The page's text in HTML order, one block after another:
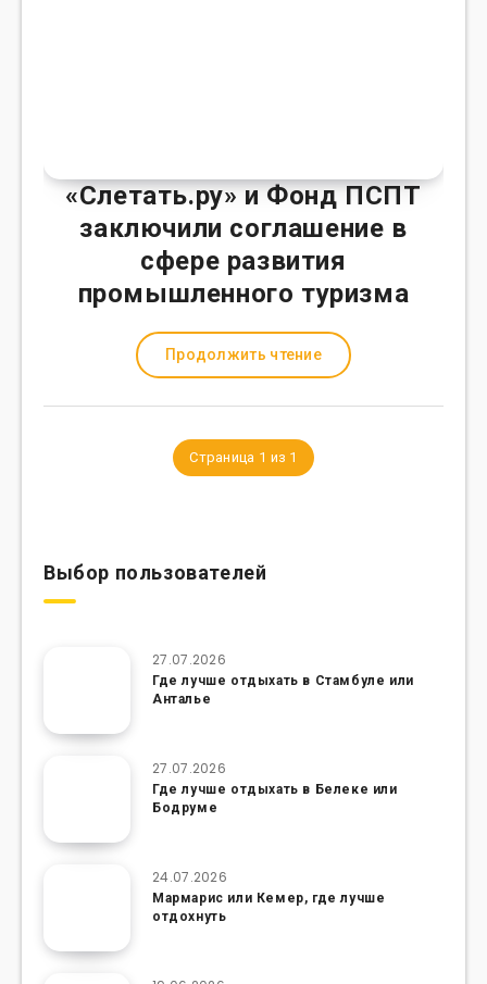
«Слетать.ру» и Фонд ПСПТ
заключили соглашение в
сфере развития
промышленного туризма
Продолжить чтение
Страница 1 из 1
Выбор пользователей
27.07.2026
Где лучше отдыхать в Стамбуле или
Анталье
27.07.2026
Где лучше отдыхать в Белеке или
Бодруме
24.07.2026
Мармарис или Кемер, где лучше
отдохнуть